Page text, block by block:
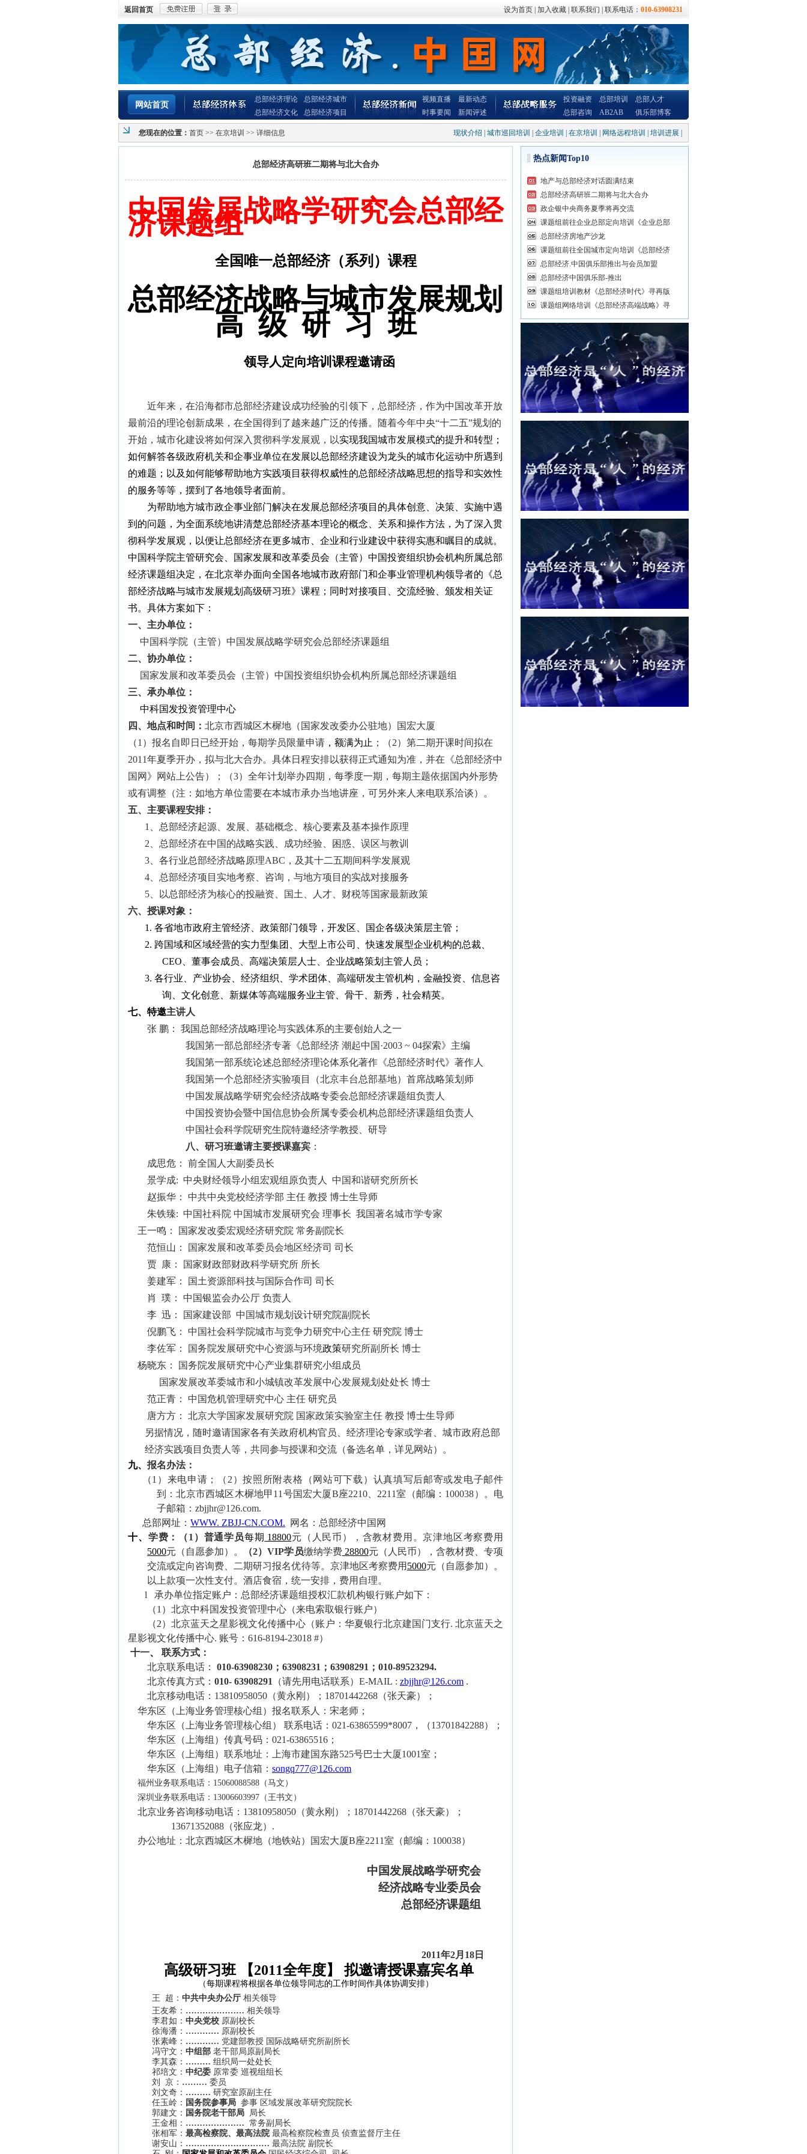
返回首页 设为首页 加入收藏 联系我们 | 联系电话： 010-63908231
网站首页
总部经济理论
总部经济文化
总部经济城市
总部经济项目
视频直播
时事要闻
最新动态
新闻评述
投资融资
总部咨询
总部培训
AB2AB
总部人才
俱乐部博客
您现在的位置： 首页 >> 在京培训 >> 详细信息 现状介绍 城市巡回培训 企业培训 在京培训 网络远程培训 培训进展
总部经济高研班二期将与北大合办
中国发展战略学研究会总部经
济课题组
全国唯一总部经济（系列）课程
总部经济战略与城市发展规划
高 级 研 习 班
领导人定向培训课程邀请函
近年来，在沿海都市总部经济建设成功经验的引领下，总部经济，作为中国改革开放
最前沿的理论创新成果，在全国得到了越来越广泛的传播。随着今年中央“十二五”规划的
开始 ，城市化建设将如何深入贯彻科学发展观，以实现我国城市发展模式的提升和转型；
如何解答各级政府机关和企事业单位在发展 以总部经济建设为龙头的城市化运动中所遇到
的难题；以及如何能够帮助地方实践项目 获得权威性的总部经济战略思想的指导和实效性
的服务等等，摆到 了各地领导者面前。
为帮助地方城市政企事业部门解决在发展总部经济项目的具体创意、决策、实施中遇
到的问题，为全面系统地讲清楚总部经济基本理论的概念、关系和操作方法 ， 为了深入贯
彻科学发展观 ， 以便让总部经济在更多城市、企业和行业建设中获得实惠和瞩目 的成就。
中国科学院主管研究会、国家发展和改革委员会（主管）中国投资组织协会机构所属总部
经济课题组 决定 ，在北京举办面向全国各地城市政府部门和企事业管理机构领导者的《总
部经济战略与城市发展规划高级研习班》课程；同时对接项目、交流经验、颁发相关证
书。具体方案如下：
一、 主办单位：
中国科学院（主管）中国发展战略学研究会总部经济课题组
二、 协办单位：
国家发展和改革委员会（主管）中国投资组织协会机构所属总部经济课题组
三、承办单位：
中科国发投资管理中心
四、 地点和时间： 北京市西城区木樨地（国家发改委办公驻地）国宏大厦
（1 ）报名自即日 已经开始，每期学员限量申请 ，额满为止 ；（2）第二期开课时间拟在
2011年夏季开办，拟与北大合办。 具体日程安排以获得正式通知为准，并在《总部经济中
国网》网站上公告）；（3）全年计划举办四期，每季度一期，每期主题依据国内外形势
或有调整（注：如地方单位需要在本城市承办当地讲座，可另外来人来电联系洽谈）。
五、 主要课程安排：
1、 总部经济起源、发展、基础概念、核心要素及基本操作原理
2、 总部经济在中国的战略实践、成功经验、困惑、误区与教训
3、 各行业总部经济战略原理ABC ，及其十二五期间科学发展观
4、 总部经济项目实地考察、咨询，与地方项目的实战对接服务
5、
以总部经济为核心的投融资、国土、人才、财税等国家最新政策
六、 授课对象：
1.各省地市政府主管经济、政策部门领导，开发区、国企各级决策层主管；
2. 跨国域和区域经营的实力型集团、大型上市公司、快速发展型企业机构的总裁、
CEO 、董事会成员、高端决策层人士、企业战略策划主管人员；
3.各行业、产业协会、经济组织、学术团体、高端研发主管机构，金融投资、信息咨
询、文化创意、新媒体等高端服务业主管、骨干、新秀，社会精英。
七、 特邀主讲人
张 鹏： 我国总部经济战略理论与实践体系的主要创始人之一
我国第一部总部经济专著《总部经济 潮起中国·2003 ~ 04探索》主编
我国第一部系统论述总部经济理论体系化著作《总部经济时代》著作人
我国第一个总部经济实验项目（北京丰台总部基地）首席战略策划师
中国发展战略学研究会经济战略专委会总部经济课题组负责人
中国投资协会暨中国信息协会所属专委会机构总部经济课题组负责人
中国社会科学院研究生院特邀经济学教授、研导
八、 研习班邀请主要授课嘉宾 ：
成思危：
前全国人大副委员长
景学成: 中央财经领导小组宏观组原负责人 中国和谐研究所所长
赵振华： 中共中央党校经济学部 主任 教授 博士生导师
朱铁臻: 中国社科院 中国城市发展研究会 理事长 我国著名城市学专家
王一鸣： 国家发改委宏观经济研究院 常务副院长
范恒山： 国家发展和改革委员会地区经济司 司长
贾 康： 国家财政部财政科学研究所 所长
姜建军： 国土资源部科技与国际合作司 司长
肖 璞： 中国银监会办公厅 负责人
李 迅： 国家建设部 中国城市规划设计研究院副院长
倪鹏飞： 中国社会科学院城市与竞争力研究中心主任 研究院 博士
李佐军： 国务院发展研究中心资源与环境政策研究所副所长 博士
杨晓东： 国务院发展研究中心产业集群研究小组成员
国家发展改革委城市和小城镇改革发展中心发展规划处处长 博士
范正青： 中国危机管理研究中心 主任 研究员
唐方方： 北京大学国家发展研究院 国家政策实验室主任 教授 博士生导师
另据情况，随时邀请国家各有关政府机构官员、经济理论专家或学者、城市政府总部
经济实践项目负责人等，共同参与授课和交流（备选名单 ， 详见网站）。
九、 报名办法：
（1 ）来电申请；（ 2 ）按照所附表格（网站可下载）认真填写后邮寄或发电子邮件
到：北京市西城区木樨地甲 11 号国宏大厦B座2210、 2211室（邮编： 100038）。电
子邮箱： zbjjhr@126.com.
总部网址： WWW. ZBJJ-CN.COM. 网名：总部经济中国网
十、 学费：（1 ）普通学员每期 18800元（人民币），含教材费用。京津地区考察费用
5000元（自愿参加）。 （2）VIP学员缴纳学费28800元（人民币），含教材费、专项
交流或定向咨询费、二期研习报名优待等。京津地区考察费用 5000元（自愿参加）。
以上款项一次性支付。酒店食宿，统一安排，费用自理。
l
承办单位指定账户 ：总部经济课题组授权汇款机构银行账户如下 ：
（1） 北京中科国发投资管理中心（来电索取银行账户）
（2）北京蓝天之星影视文化传播中心（账户：华夏银行北京建国门支行. 北京蓝天之
星影视文化传播中心. 账号： 616-8194-23018 #）
十一、
联系方式：
北京联系电话：
010-63908230；63908231；63908291； 010-89523294.
北京传真方式： 010- 63908291 （请先用电话联系） E-MAIL : zbjjhr@126.com .
北京移动电话： 13810958050 （黄永刚 ）； 18701442268 （张天豪）；
华东区（上海业务管理核心组）报名联系人：宋老师；
华东区（上海业务管理核心组） 联系电话： 021-63865599*8007 ，（13701842288）；
华东区（上海组） 传真号码： 021-63865516 ；
华东区（上海组） 联系地址：上海市建国东路525号巴士大厦1001室；
华东区（上海组） 电子信箱： songq777@126.com
福州业务联系电话：15060088588（马文）
深圳业务联系电话：13006603997（王书文）
北京业务咨询移动电话： 13810958050 （黄永刚 ）； 18701442268 （张天豪）；
13671352088 （张应龙） .
办公地址：北京西城区木樨地 （地铁站） 国宏大厦B座2211室（邮编： 100038）
中国发展战略学研究会
经济战略专业委员会
总部经济课题组
2011年2月 18 日
高级研习班 【2011全年度】 拟邀请授课嘉宾名单
（每期课程将根据各单位领导同志的工作时间作具体协调安排）
王 超： 中共中央办公厅 相关领导
王友希： ………………… 相关领导
李君如： 中央党校 原副校长
徐海潘： ………… 原副校长
张素峰： ………… 党建部教授 国际战略研究所副所长
冯守文： 中组部 老干部局原副局长
李其森： ……… 组织局一处处长
祁培文： 中纪委 原常委 巡视组组长
刘 京： ……… 委员
刘文奇： ……… 研究室原副主任
任玉岭： 国务院参事局参事 区域发展改革研究院院长
郭建文： 国务院老干部局局长
王金相： ………………… 常务副局长
张相军： 最高检察院、最高法院 最高检察院检查员 侦查监督厅主任
谢安山： ………………………… 最高法院 副院长
热点新闻Top10
地产与总部经济对话圆满结束
总部经济高研班二期将与北大合办
政企银中央商务夏季将再交流
课题组前往企业总部定向培训《企业总部
总部经济房地产沙龙
课题组前往全国城市定向培训《总部经济
总部经济.中国俱乐部推出与会员加盟
总部经济中国俱乐部-推出
课题组培训教材《总部经济时代》寻再版
课题组网络培训《总部经济高端战略》寻